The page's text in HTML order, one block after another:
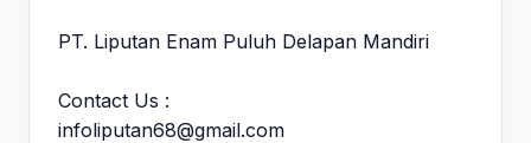
PT. Liputan Enam Puluh Delapan Mandiri
Contact Us :
infoliputan68@gmail.com